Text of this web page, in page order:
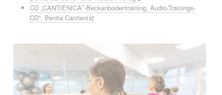
CD „CANTIENICA®-Beckenbodentraining. Audio-Trainings-
CD”, Benita Cantieni